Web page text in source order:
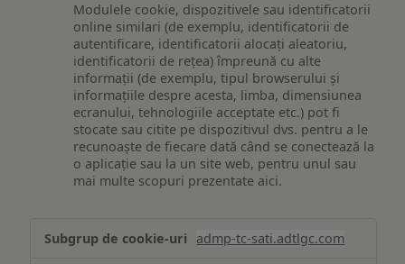
Modulele cookie, dispozitivele sau identificatorii
online similari (de exemplu, identificatorii de
autentificare, identificatorii alocați aleatoriu,
identificatorii de rețea) împreună cu alte
informații (de exemplu, tipul browserului și
informațiile despre acesta, limba, dimensiunea
ecranului, tehnologiile acceptate etc.) pot fi
stocate sau citite pe dispozitivul dvs. pentru a le
recunoaște de fiecare dată când se conectează la
o aplicație sau la un site web, pentru unul sau
mai multe scopuri prezentate aici.
și/sau
admp-tc-sati.adtlgc.com